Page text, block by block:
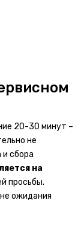
20-30 минут –
не
и сбора
на
просьбы.
ожидания